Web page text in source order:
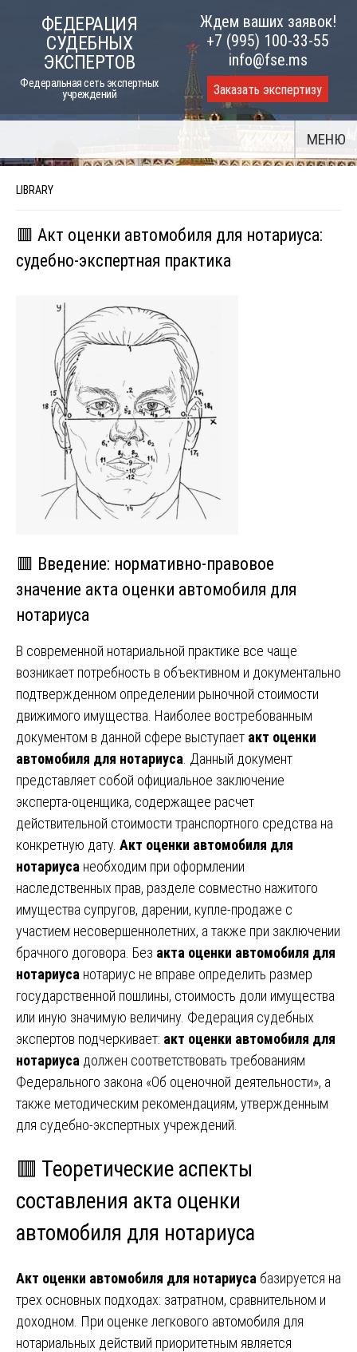
ФЕДЕРАЦИЯ
СУДЕБНЫХ
ЭКСПЕРТОВ
Федеральная сеть экспертных
учреждений
Ждем ваших заявок!
+7 (995) 100-33-55
info@fse.ms
Заказать экспертизу
МЕНЮ
LIBRARY
🟥 Акт оценки автомобиля для нотариуса:
судебно-экспертная практика
🟥 Введение: нормативно-правовое
значение акта оценки автомобиля для
нотариуса
В современной нотариальной практике все чаще
возникает потребность в объективном и документально
подтвержденном определении рыночной стоимости
движимого имущества. Наиболее востребованным
документом в данной сфере выступает акт оценки
автомобиля для нотариуса . Данный документ
представляет собой официальное заключение
эксперта-оценщика, содержащее расчет
действительной стоимости транспортного средства на
конкретную дату. Акт оценки автомобиля для
нотариуса необходим при оформлении
наследственных прав, разделе совместно нажитого
имущества супругов, дарении, купле-продаже с
участием несовершеннолетних, а также при заключении
брачного договора. Без акта оценки автомобиля для
нотариуса нотариус не вправе определить размер
государственной пошлины, стоимость доли имущества
или иную значимую величину. Федерация судебных
экспертов подчеркивает: акт оценки автомобиля для
нотариуса должен соответствовать требованиям
Федерального закона «Об оценочной деятельности», а
также методическим рекомендациям, утвержденным
для судебно-экспертных учреждений.
🟥 Теоретические аспекты
составления акта оценки
автомобиля для нотариуса
Акт оценки автомобиля для нотариуса базируется на
трех основных подходах: затратном, сравнительном и
доходном. При оценке легкового автомобиля для
нотариальных действий приоритетным является